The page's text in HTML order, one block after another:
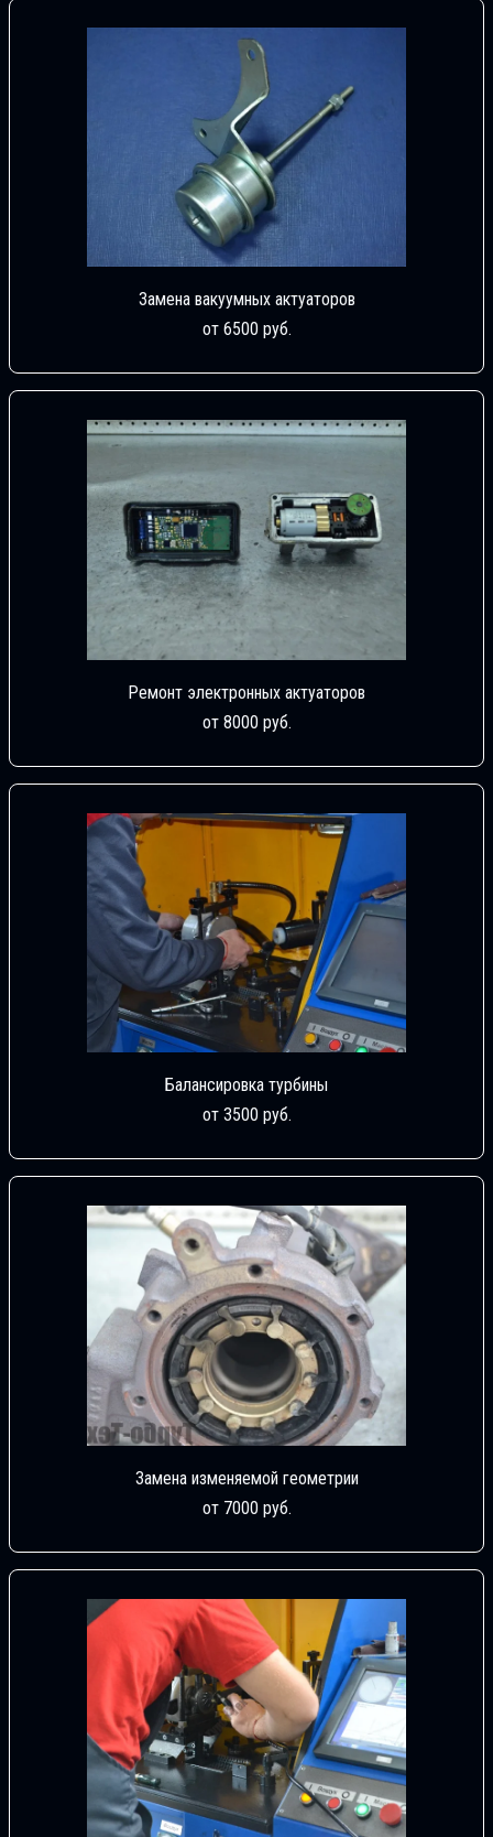
Замена вакуумных актуаторов
от 6500 руб.
Ремонт электронных актуаторов
от 8000 руб.
Балансировка турбины
от 3500 руб.
Замена изменяемой геометрии
от 7000 руб.